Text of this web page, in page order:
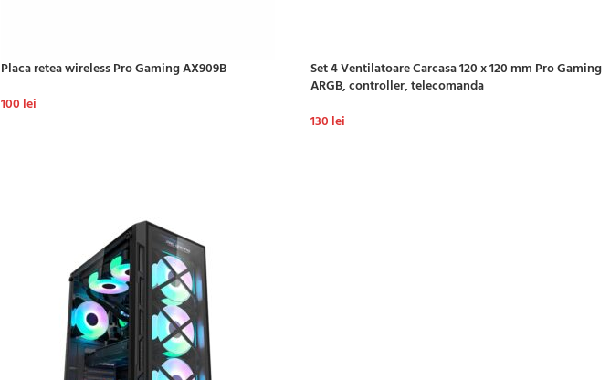
Placa retea wireless Pro Gaming AX909B
100 lei
Set 4 Ventilatoare Carcasa 120 x 120 mm Pro Gaming
ARGB, controller, telecomanda
130 lei